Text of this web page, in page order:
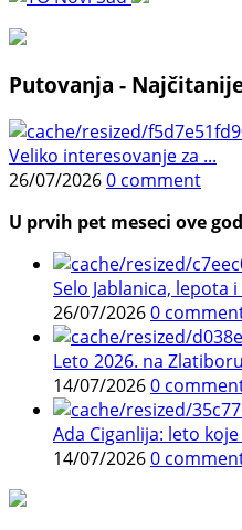
Putovanja -
Veliko interesovanje za ...
26/07/20260 comment
U prvih pet meseci ove
Selo Jablanica, lepota
26/07/20260
Leto 2026. na
14/07/20260
Ada Ciganlija: leto
14/07/20260